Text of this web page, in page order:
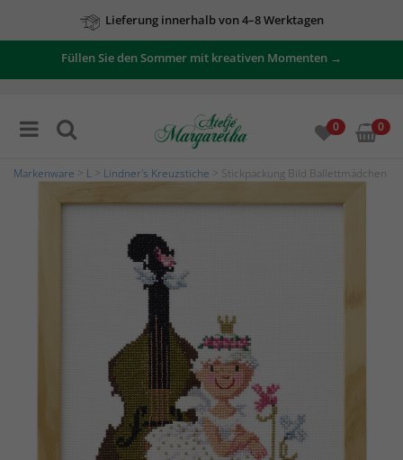
Lieferung innerhalb von 4–8 Werktagen
Füllen Sie den Sommer mit kreativen Momenten →
0 0
Markenware L Lindner's Kreuzstiche > Stickpackung Bild Ballettmädchen